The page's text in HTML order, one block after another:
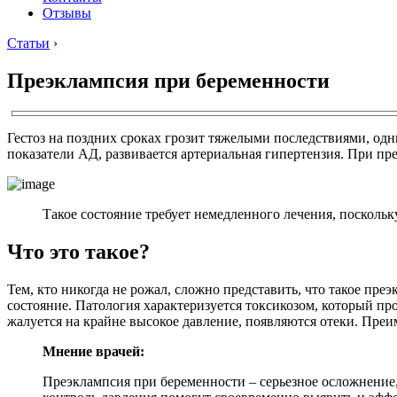
Отзывы
Статьи ›
Преэклампсия при беременности
Гестоз на поздних сроках грозит тяжелыми последствиями,
показатели АД, развивается артериальная гипертензия. При
Такое состояние требует немедленного лечения,
Что это такое?
Тем, кто никогда не рожал, сложно представить, что такое
состояние. Патология характеризуется токсикозом, который
жалуется на крайне высокое давление, появляются отеки.
Мнение врачей:
Преэклампсия при беременности – серьезное